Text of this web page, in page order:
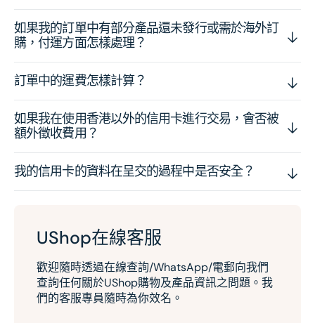
如果我的訂單中有部分產品還未發行或需於海外訂
購，付運方面怎樣處理？
訂單中的運費怎樣計算？
如果我在使用香港以外的信用卡進行交易，會否被
額外徵收費用？
我的信用卡的資料在呈交的過程中是否安全？
UShop在線客服
歡迎隨時透過在線查詢/WhatsApp/電郵向我們
查詢任何關於UShop購物及產品資訊之問題。我
們的客服專員隨時為你效名。